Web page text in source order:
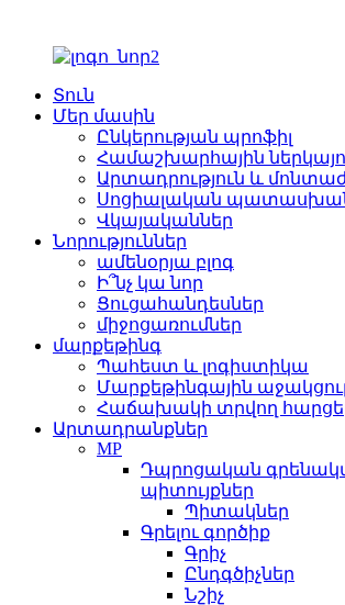
Տուն
Մեր մասին
Ընկերության պրոֆիլ
Համաշխարհային
Արտադրություն և
Սոցիալական
Վկայականներ
Նորություններ
ամենօրյա բլոգ
Ի՞նչ կա նոր
Ցուցահանդեսներ
միջոցառումներ
մարքեթինգ
Պահեստ և լոգիստիկա
Մարքեթինգային
Հաճախակի տրվող
Արտադրանքներ
MP
Դպրոցական
պիտույքներ
Պիտակներ
Գրելու գործիք
Գրիչ
Ընդգծիչներ
Նշիչ